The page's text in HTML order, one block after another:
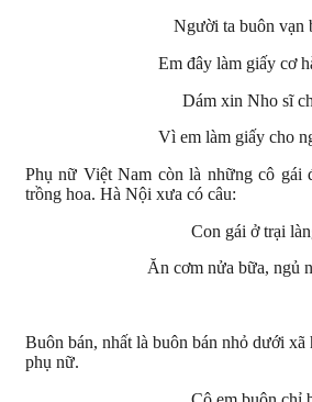
Người ta buôn vạn
Em đây làm giấy cơ
Dám xin Nho sĩ
Vì em làm giấy cho
Phụ nữ Việt Nam còn là những cô gái
trồng hoa. Hà Nội xưa có câu:
Con gái ở trại
Ăn cơm nửa bữa, ngủ
Buôn bán, nhất là buôn bán nhỏ dưới xã
phụ nữ.